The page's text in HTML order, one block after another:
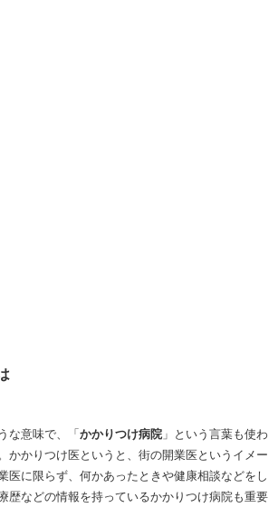
な意味で、「 かかりつけ病院 」という言葉も使わ
かかりつけ医というと、街の開業医というイメー
医に限らず、何かあったときや健康相談などをし
歴などの情報を持っているかかりつけ病院も重要